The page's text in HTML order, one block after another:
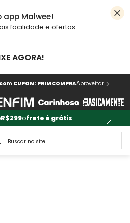
app Malwee!
facilidade e ofertas
AGORA!
CUPOM: PRIMCOMPRAAproveitar
R$299ofrete é grátis
no site